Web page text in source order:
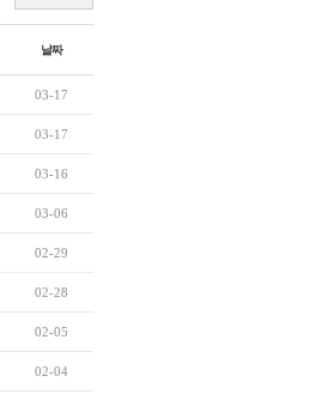
날짜
03-17
03-17
03-16
03-06
02-29
02-28
02-05
02-04